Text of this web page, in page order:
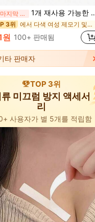
마지막 2일 1개 재사용 가능한 크리스탈 다리털 제거기, 여성 및 남성을 위한 통증 없는 다리털 제거 및 각질 제거 도구, 등, 팔, 다리에 적용 가능한 마법의 다리털 쿨러 (면도하지 마세요)
3위 에서 다색 여성 제모기 및 제모
원 100+ 판매됨
타 판매자
TOP 3위
미끄럼 방지 액세서
리
사용자가 별 5개를 적립함